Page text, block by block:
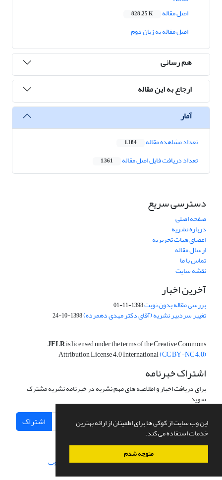
این وب سایت از کوکی ها برای اطمینان از ارائه بهترین
خدمات استفاده می کند.
متوجه شدم
اصل مقاله
828.25 K
اصل مقاله به زبان دوم
هم رسانی
ارجاع به این مقاله
آمار
تعداد مشاهده مقاله 1,184
تعداد دریافت فایل اصل مقاله 1,361
دسترسی سریع
صفحه اصلی
درباره نشریه
اعضای هیات تحریریه
ارسال مقاله
تماس با ما
نقشه سایت
آخرین اخبار
بررسی مقاله بدون نوبت1398-11-01
تغییر سردبیر نشریه (آقای دکتر مهدی دهمرده)1398-10-24
JFLRis licensed under the terms of the Creative Commons
Attribution License 4.0 International(CC BY-NC 4.0)
اشتراک خبرنامه
برای دریافت اخبار و اطلاعیه های مهم نشریه در خبرنامه نشریه مشترک
شوید.
اشتراک
سامانه مدیریت نشریات علمی.طراحی و پیاده سازی از سیناوب